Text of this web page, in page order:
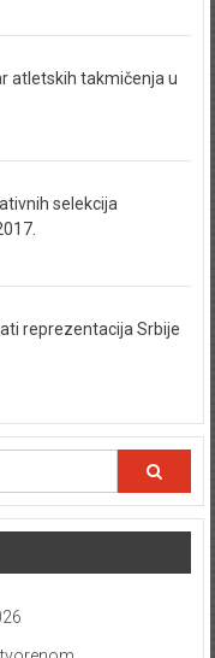
atletskih takmičenja u
selekcija
reprezentacija Srbije